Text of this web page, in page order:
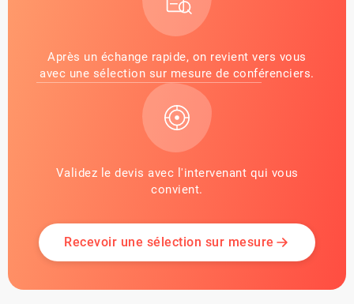
Après un échange rapide, on revient vers vous
avec une sélection sur mesure de conférenciers.
Validez le devis avec l'intervenant qui vous
convient.
Recevoir une sélection sur mesure